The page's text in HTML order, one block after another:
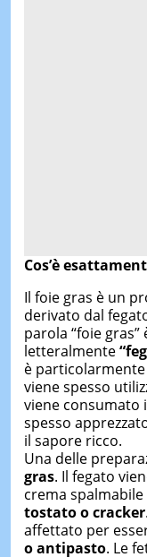
Cos’è
Il foie gras è un
derivato dal
parola “foie
letteralmente
è
viene spesso
viene consumato
spesso
il sapore ricco.
Una delle
gras. Il fegato
crema
tostato o cracker
affettato per
o antipasto. Le